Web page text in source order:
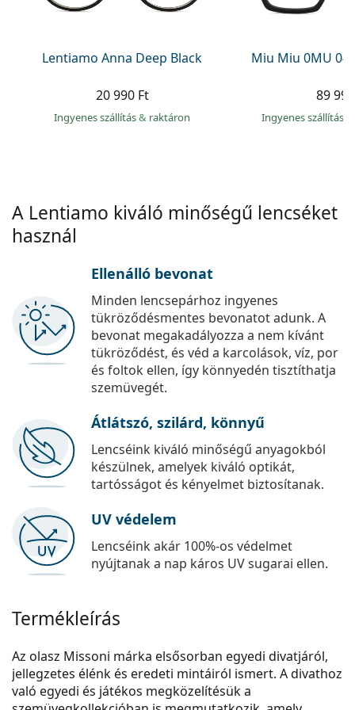
Precision
Lentiamo Anna Deep Black
20 990 Ft
Ingyenes szállítás& raktáron
Miu Miu 0MU
89
Ingyenes szállítás
A Lentiamo kiváló minőségű lencséket
használ
Ellenálló bevonat
Minden lencsepárhoz ingyenes
tükröződésmentes bevonatot adunk. A
bevonat megakadályozza a nem kívánt
tükröződést, és véd a karcolások, víz, por
és foltok ellen, így könnyedén tisztíthatja
szemüvegét.
Átlátszó, szilárd, könnyű
Lencséink kiváló minőségű anyagokból
készülnek, amelyek kiváló optikát,
tartósságot és kényelmet biztosítanak.
UV védelem
Lencséink akár 100%-os védelmet
nyújtanak a nap káros UV sugarai ellen.
Termékleírás
Az olasz Missoni márka elsősorban egyedi divatjáról,
jellegzetes élénk és eredeti mintáiról ismert. A divathoz
való egyedi és játékos megközelítésük a